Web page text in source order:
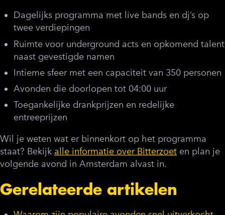
Dagelijks programma met live bands en dj’s op
twee verdiepingen
Ruimte voor underground acts en opkomend talent
naast gevestigde namen
Intieme sfeer met een capaciteit van 350 personen
Avonden die doorlopen tot 04:00 uur
Toegankelijke drankprijzen en redelijke
entreeprijzen
Wil je weten wat er binnenkort op het programma
staat? Bekijk alle informatie over Bitterzoet en plan je
volgende avond in Amsterdam alvast in.
Gerelateerde artikelen